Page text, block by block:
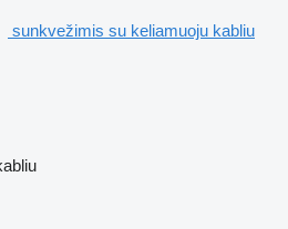
sunkvežimis su keliamuoju kabliu